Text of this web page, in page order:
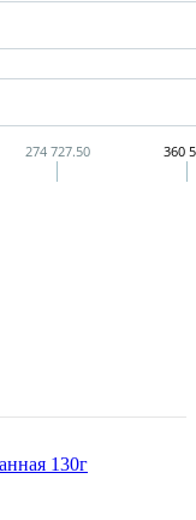
274 727.50 360
130г